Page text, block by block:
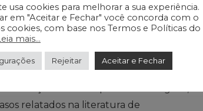
submandibular. As complicações
hemorragias e danos neuros-
e peri-implantite. O deslocamento
relatado como sua movimentação para
estão diretamente relacionados a
remoção envolve questões isiológicas,
relatados na literatura de
usa cookies para melhorar a sua experiência.
em "Aceitar e Fechar" você concorda com o
cookies, com base nos Termos e Políticas do
mais...
Rejeitar Aceitar e Fechar